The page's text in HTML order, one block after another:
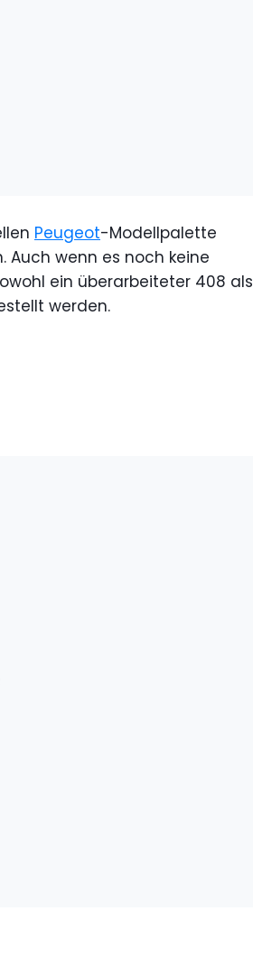
Peugeot-Modellpalette
wenn es noch keine
ein überarbeiteter 408 als
werden.